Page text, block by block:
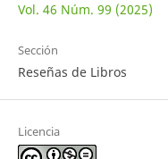
Vol. 46 Núm. 99 (2025)
Sección
Reseñas de Libros
Licencia